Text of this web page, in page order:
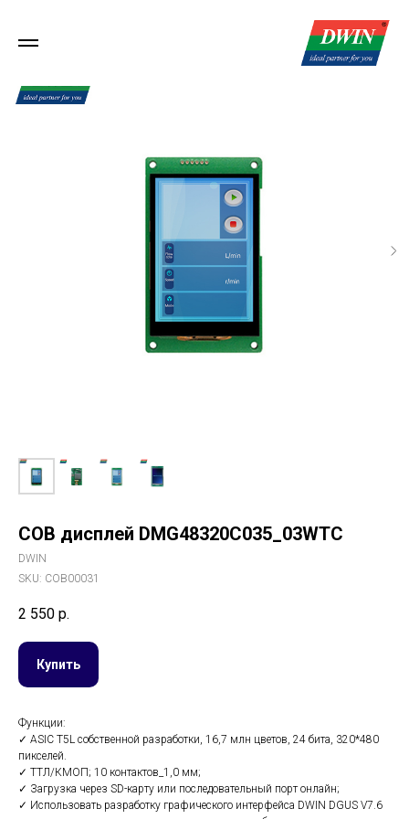
COB дисплей DMG48320C035_03WTC
DWIN
SKU: COB00031
2 550 р.
Купить
Функции:
✓ ASIC T5L собственной разработки, 16,7 млн цветов, 24 бита, 320*480
пикселей.
✓ ТТЛ/КМОП; 10 контактов_1,0 мм;
✓ Загрузка через SD-карту или последовательный порт онлайн;
✓ Использовать разработку графического интерфейса DWIN DGUS V7.6